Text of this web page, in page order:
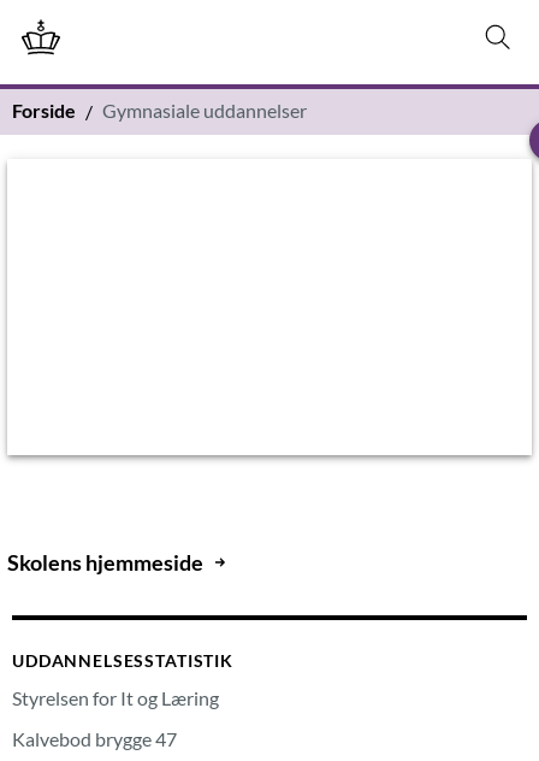
Forside Gymnasiale uddannelser
Skolens hjemmeside
UDDANNELSESSTATISTIK
Styrelsen for It og Læring
Kalvebod brygge 47